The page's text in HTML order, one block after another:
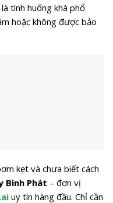
tình huống khá phổ
hoặc không được bảo
kẹt và chưa biết cách
Bình Phát – đơn vị
uy tín hàng đầu. Chỉ cần